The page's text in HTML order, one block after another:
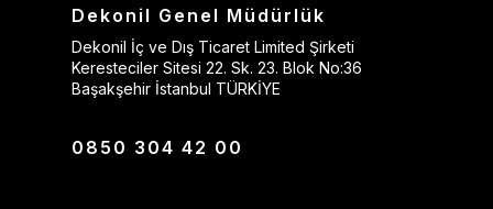
Dekonil Genel Müdürlük
Dekonil İç ve Dış Ticaret Limited Şirketi
Keresteciler Sitesi 22. Sk. 23. Blok No:36
Başakşehir İstanbul TÜRKİYE
0850 304 42 00